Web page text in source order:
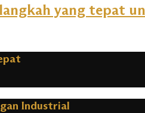
yang tepat
Industrial